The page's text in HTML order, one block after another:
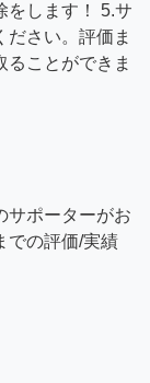
をします！ 5.サ
ださい。評価ま
ることができま
サポーターがお
での評価/実績